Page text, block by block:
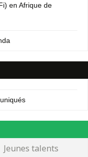
en Afrique de
Jeunes talents